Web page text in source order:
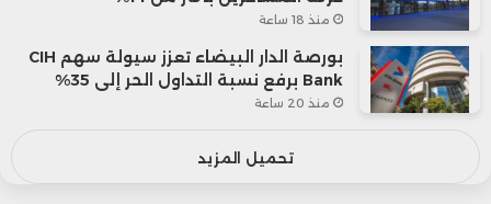
منذ 18 ساعة
بورصة الدار البيضاء تعزز سيولة سهم CIH
Bank برفع نسبة التداول الحر إلى 35%
منذ 20 ساعة
تحميل المزيد